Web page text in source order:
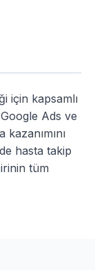
için kapsamlı
Ads ve
hasta takip
tüm